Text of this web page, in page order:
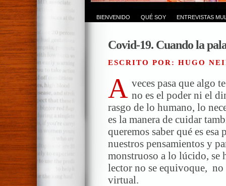
BIENVENIDO QUÉ SOY ENTREVISTAS
Covid-19. Cuando la
ESCRITO POR: HUGO
A veces pasa que algo
no es el poder ni el
rasgo de lo humano, lo
es la manera de cuidar
queremos saber qué es esa
nuestros pensamientos y
monstruoso a lo lúcido, se
lector no se equivoque, no
virtual.